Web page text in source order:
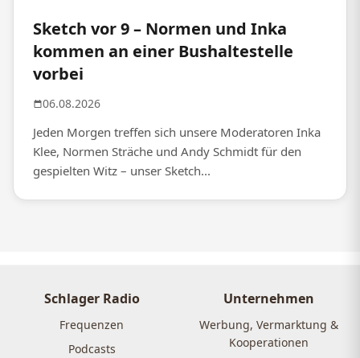
Sketch vor 9 – Normen und Inka
kommen an einer Bushaltestelle
vorbei
06.08.2026
Jeden Morgen treffen sich unsere Moderatoren Inka
Klee, Normen Sträche und Andy Schmidt für den
gespielten Witz – unser Sketch...
Schlager Radio
Frequenzen
Podcasts
Unternehmen
Werbung, Vermarktung &
Kooperationen